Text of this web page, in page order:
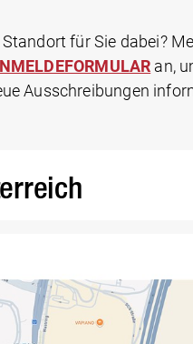
für Sie dabei?
an,
Ausschreibungen